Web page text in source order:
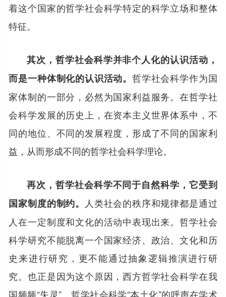
着这个国家的哲学社会科学特定的科学立场和整体
特征。
其次，哲学社会科学并非个人化的认识活动，
而是一种体制化的认识活动。哲学社会科学作为国
家体制的一部分，必然为国家利益服务。在哲学社
会科学发展的历史上，在资本主义世界体系中，不
同的地位、不同的发展程度，形成了不同的国家利
益，从而形成不同的哲学社会科学理论。
再次，哲学社会科学不同于自然科学，它受到
国家制度的制约。
人类社会的秩序和规律都是通过
人在一定制度和文化的活动中表现出来。哲学社会
科学研究不能脱离一个国家经济、政治、文化和历
史来进行研究，更不能通过抽象逻辑推演进行研
究。也正是因为这个原因，西方哲学社会科学在我
国频频“失灵”，哲学社会科学“本土化”的呼声在学术